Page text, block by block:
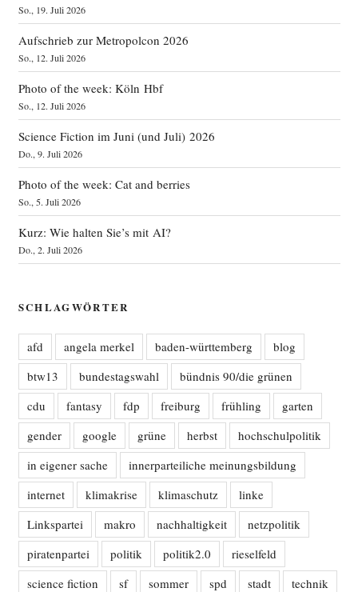
So., 19. Juli 2026
Aufschrieb zur Metropolcon 2026
So., 12. Juli 2026
Photo of the week: Köln Hbf
So., 12. Juli 2026
Science Fiction im Juni (und Juli) 2026
Do., 9. Juli 2026
Photo of the week: Cat and berries
So., 5. Juli 2026
Kurz: Wie halten Sie’s mit AI?
Do., 2. Juli 2026
SCHLAGWÖRTER
afd angela merkel baden-württemberg
blog
btw13
bundestagswahl
bündnis 90/die grünen
cdu
fantasy fdp freiburg frühling
garten
gender
google grüne herbst
hochschulpolitik
in eigener sache
innerparteiliche meinungsbildung
internet
klimakrise klimaschutz
linke
Linkspartei
makro nachhaltigkeit
netzpolitik
piratenpartei
politik politik2.0
rieselfeld
science fiction
sf sommer spd stadt
technik